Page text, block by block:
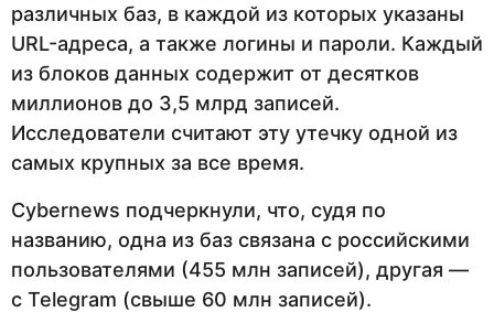
различных баз, в каждой из которых указаны
URL-адреса, а также логины и пароли. Каждый
из блоков данных содержит от десятков
миллионов до 3,5 млрд записей.
Исследователи считают эту утечку одной из
самых крупных за все время.
Cybernews подчеркнули, что, судя по
названию, одна из баз связана с российскими
пользователями (455 млн записей), другая —
с Telegram (свыше 60 млн записей).